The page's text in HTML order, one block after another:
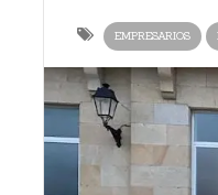
EMPRESARIOS